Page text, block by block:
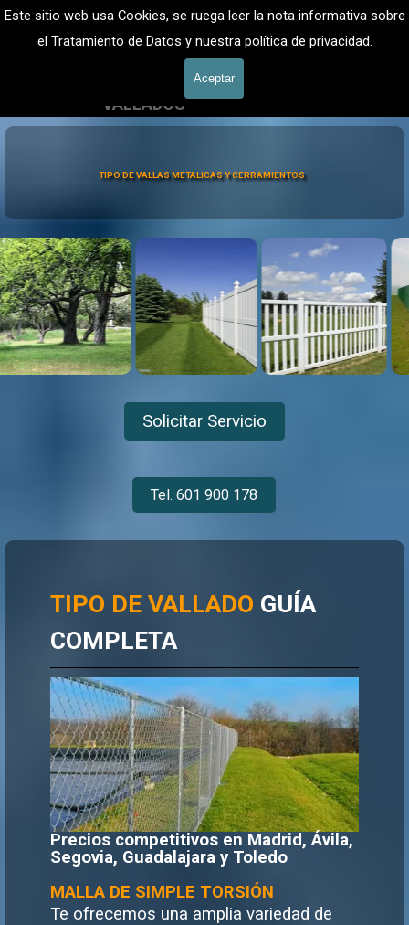
Este sitio web usa Cookies, se ruega leer la nota informativa sobre
el Tratamiento de Datos y nuestra política de privacidad.
Aceptar
Vaya al Contenido
FINCAS
VALLADOSVallados Jardín
601 900 178
TIPO DE VALLAS METALICAS Y CERRAMIENTOS
Solicitar Servicio
Tel. 601 900 178
TIPO DE VALLADO GUÍA
COMPLETA
Precios competitivos en Madrid, Ávila,
Segovia, Guadalajara y Toledo
MALLA DE SIMPLE TORSIÓN
Te ofrecemos una amplia variedad de